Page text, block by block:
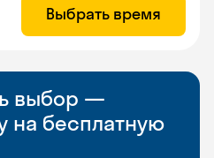
Выбрать время
выбор —
на бесплатную